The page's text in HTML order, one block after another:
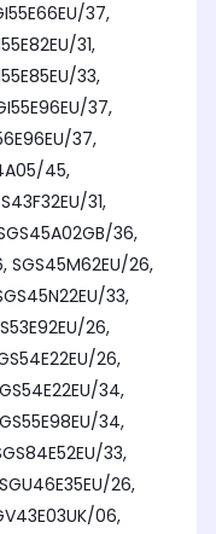
37,
31,
33,
37,
37,
45,
31,
36,
SGS45M62EU/26,
33,
26,
26,
34,
34,
33,
26,
06,